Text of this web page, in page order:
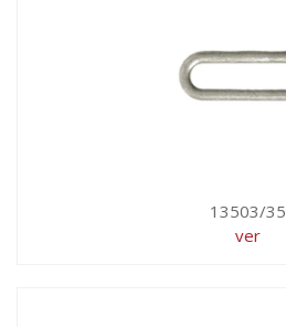
13503/35
ver